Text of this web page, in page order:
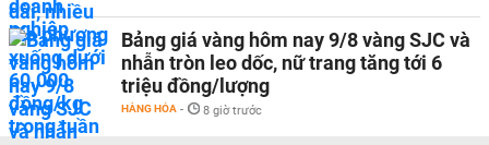
Bảng giá vàng hôm nay 9/8 vàng SJC và
nhẫn tròn leo dốc, nữ trang tăng tới 6
triệu đồng/lượng
HÀNG HÓA - 8 giờ trước